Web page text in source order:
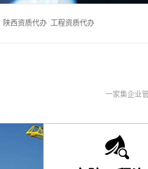
陕西资质代办 工程资质代办
一家集企业